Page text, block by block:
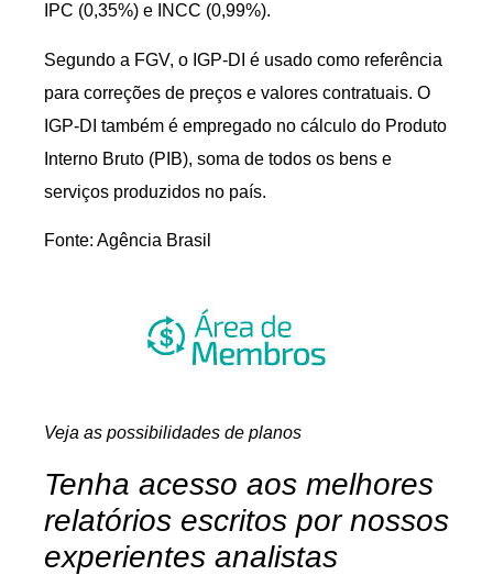
IPC (0,35%) e INCC (0,99%).
Segundo a FGV, o IGP-DI é usado como referência
para correções de preços e valores contratuais. O
IGP-DI também é empregado no cálculo do Produto
Interno Bruto (PIB), soma de todos os bens e
serviços produzidos no país.
Fonte: Agência Brasil
Veja as possibilidades de planos
Tenha acesso aos melhores
relatórios escritos por nossos
experientes analistas